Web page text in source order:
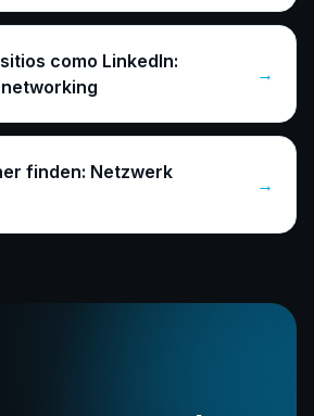
como LinkedIn:
→
finden: Netzwerk
→